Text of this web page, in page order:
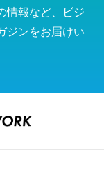
情報など、ビジ
ジンをお届けい